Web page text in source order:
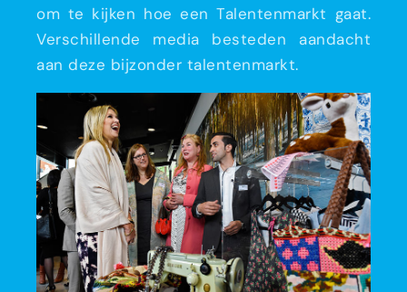
om te kijken hoe een Talentenmarkt gaat.
Verschillende media besteden aandacht
aan deze bijzonder talentenmarkt.